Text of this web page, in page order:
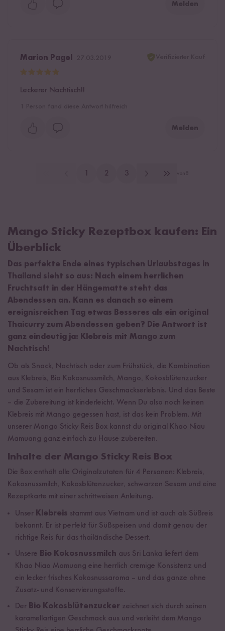
Melden
Marion Pagel
Leckerer Nachtisch!!
Melden
2 3
Mango Sticky Rezeptbox kaufen: Ein
Überblick
Das perfekte Ende eines typischen Urlaubstages in
Thailand sieht so aus: Nach einem herrlichen
Fruchtsaft in der Hängematte steht das
Abendessen an. Kann es danach so einem
ereignisreichen Tag etwas Besseres als ein original
Thaicurry zum Abendessen geben? Die Antwort ist
ganz eindeutig ja: Klebreis mit Mango zum
Nachtisch!
Ob als Snack, Nachtisch oder zum Frühstück, die Kombination
aus Klebreis, Bio Kokosnussmilch, Mango, Kokosblütenzucker
und Sesam ist ein herrliches Geschmackserlebnis. Und das Beste
– die Zubereitung ist kinderleicht. Wenn Du also noch keinen
Klebreis mit Mango gegessen hast, ist das kein Problem. Mit
unserer Mango Sticky Reis Box kannst du original Khao Niau
Mamuang ganz einfach zu Hause zubereiten.
Inhalte der Mango Sticky Reis Box
Die Box enthält alle Originalzutaten für 4 Personen: Klebreis,
Kokosnussmilch, Kokosblütenzucker, schwarzen Sesam und eine
Rezeptkarte mit einer schrittweisen Anleitung.
Unser Klebreis stammt aus Vietnam und ist auch als Süßreis
bekannt. Er ist perfekt für Süßspeisen und damit genau der
richtige Reis für das thailändische Dessert.
Unsere Bio Kokosnussmilch aus Sri Lanka liefert dem
Khao Niao Mamuang eine herrlich cremige Konsistenz und
ein lecker frisches Kokosnussaroma – und das ganze ohne
Zusatz- und Konservierungsstoffe.
Der Bio Kokosblütenzucker zeichnet sich durch seinen
karamellartigen Geschmack aus und verleiht dem Mango